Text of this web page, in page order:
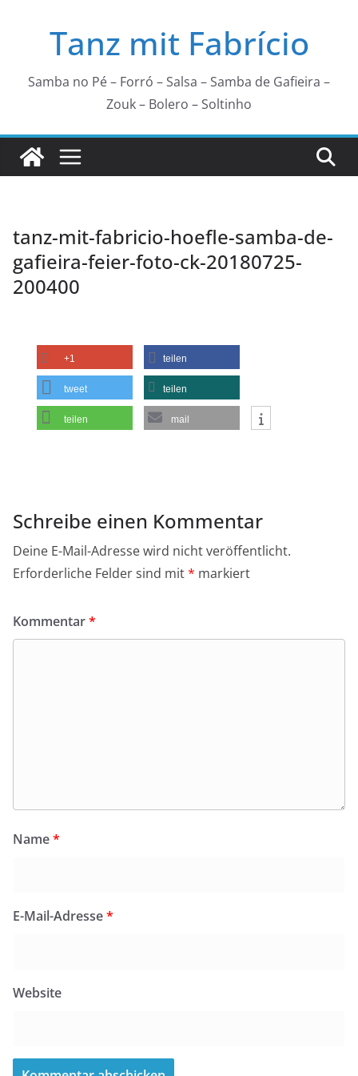
Tanz mit Fabrício
Samba no Pé – Forró – Salsa – Samba de Gafieira –
Zouk – Bolero – Soltinho
tanz-mit-fabricio-hoefle-samba-de-
gafieira-feier-foto-ck-20180725-
200400
+1 teilen
tweet teilen
teilen mail
Schreibe einen Kommentar
Deine E-Mail-Adresse wird nicht veröffentlicht.
Erforderliche Felder sind mit* markiert
Kommentar*
Name*
E-Mail-Adresse*
Website